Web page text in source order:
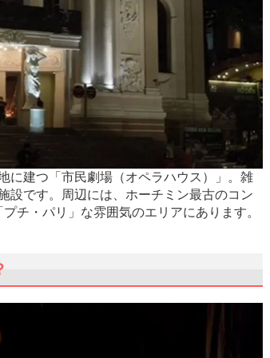
に建つ「市民劇場（オペラハウス）」。雑
設です。周辺には、ホーチミン最古のコン
チ・パリ」な雰囲気のエリアにあります。